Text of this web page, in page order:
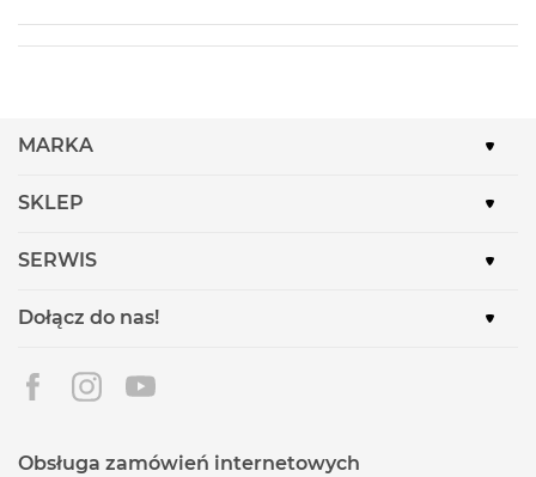
MARKA
SKLEP
SERWIS
Dołącz do nas!
Obsługa zamówień internetowych